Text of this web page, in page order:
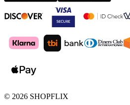
© 2026 SHOPFLIX